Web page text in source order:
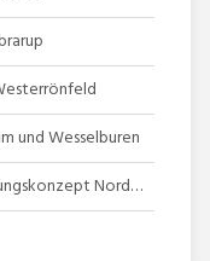
und Wesselburen
Gemeinsames Ortskernentwicklungskonzept Norderbrarup